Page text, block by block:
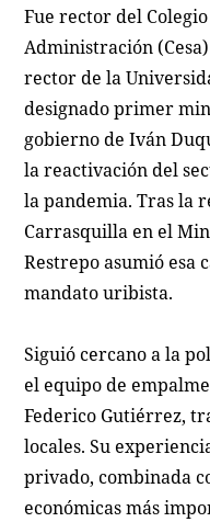
Fue rector del
Administración
rector de la
designado primer
gobierno de Iván
la reactivación del
la pandemia. Tras la
Carrasquilla en el
Restrepo asumió esa
mandato uribista.
Siguió cercano a la
el equipo de
Federico Gutiérrez,
locales. Su
privado, combinada
económicas más